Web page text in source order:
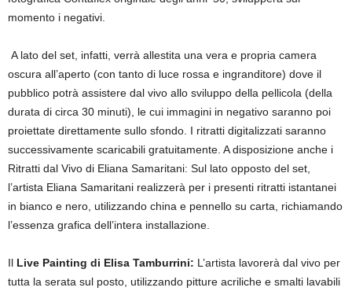
momento i negativi.
A lato del set, infatti, verrà allestita una vera e propria camera
oscura all’aperto (con tanto di luce rossa e ingranditore) dove il
pubblico potrà assistere dal vivo allo sviluppo della pellicola (della
durata di circa 30 minuti), le cui immagini in negativo saranno poi
proiettate direttamente sullo sfondo. I ritratti digitalizzati saranno
successivamente scaricabili gratuitamente. A disposizione anche i
Ritratti dal Vivo di Eliana Samaritani: Sul lato opposto del set,
l’artista Eliana Samaritani realizzerà per i presenti ritratti istantanei
in bianco e nero, utilizzando china e pennello su carta, richiamando
l’essenza grafica dell’intera installazione.
Il Live Painting di Elisa Tamburrini: L’artista lavorerà dal vivo per
tutta la serata sul posto, utilizzando pitture acriliche e smalti lavabili